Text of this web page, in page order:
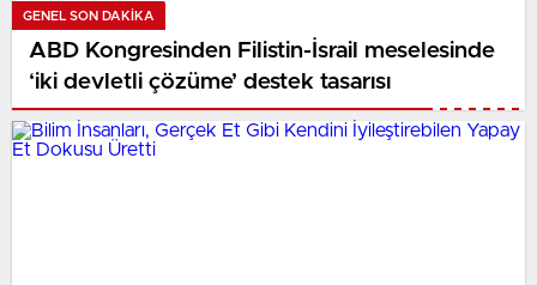
GENEL SON DAKİKA
ABD Kongresinden Filistin-İsrail meselesinde
‘iki devletli çözüme’ destek tasarısı